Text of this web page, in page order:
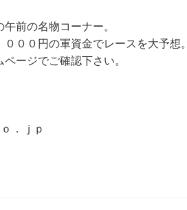
前の名物コーナー。
００円の軍資金でレースを大予想。
ージでご確認下さい。
．ｊｐ